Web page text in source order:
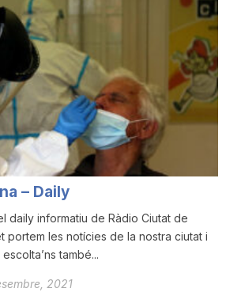
– Daily
daily informatiu de Ràdio Ciutat de
portem les notícies de la nostra ciutat i
també...
2021